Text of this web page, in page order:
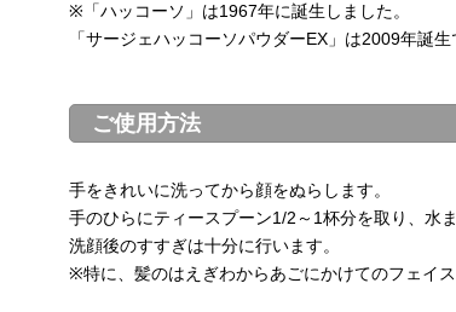
※「ハッコーソ」は1967年に誕生しました。
「サージェハッコーソパウダーEX」は2009年誕生
ご使用方法
手をきれいに洗ってから顔をぬらします。
手のひらにティースプーン1/2～1杯分を取り、水
洗顔後のすすぎは十分に行います。
※特に、髪のはえぎわからあごにかけてのフェイ